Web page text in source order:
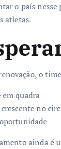
o país
atletas.
o
quadra
no
ainda é